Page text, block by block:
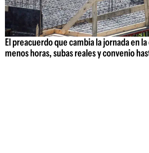
El preacuerdo que cambia la jornada en
menos horas, subas reales y convenio